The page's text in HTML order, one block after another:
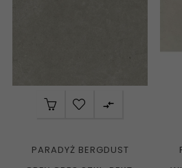

PARADYŻ BERGDUST